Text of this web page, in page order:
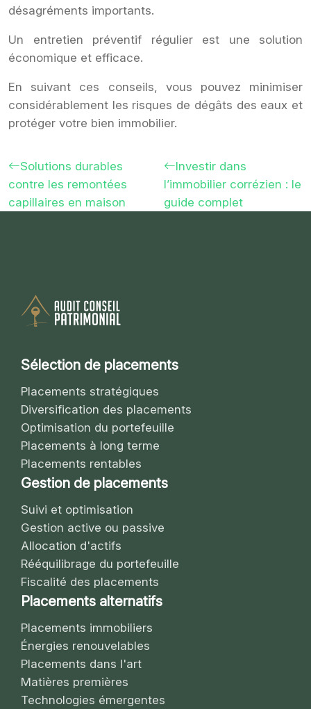
désagréments importants.
Un entretien préventif régulier est une solution
économique et efficace.
En suivant ces conseils, vous pouvez minimiser
considérablement les risques de dégâts des eaux et
protéger votre bien immobilier.
Solutions durables
contre les remontées
capillaires en maison
Investir dans
l’immobilier corrézien : le
guide complet
Sélection de placements
Placements stratégiques
Diversification des placements
Optimisation du portefeuille
Placements à long terme
Placements rentables
Gestion de placements
Suivi et optimisation
Gestion active ou passive
Allocation d'actifs
Rééquilibrage du portefeuille
Fiscalité des placements
Placements alternatifs
Placements immobiliers
Énergies renouvelables
Placements dans l'art
Matières premières
Technologies émergentes